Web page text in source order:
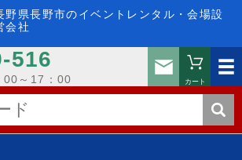
野県長野市のイベントレンタル・会場設
会社
516
00～17：00
お問い
カート